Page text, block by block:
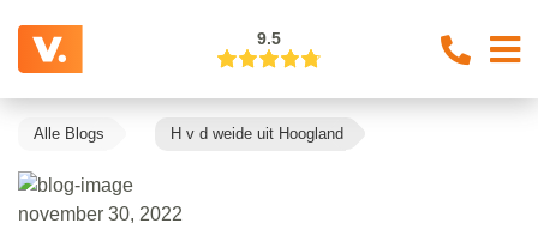
9.5
Alle Blogs H v d weide uit Hoogland
november 30, 2022